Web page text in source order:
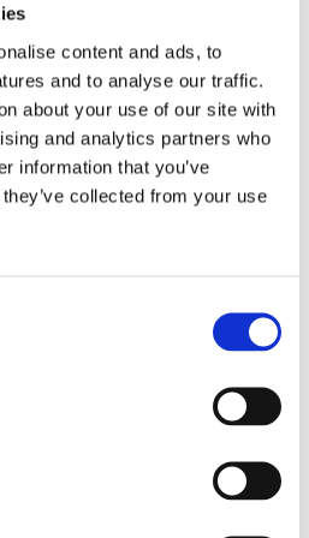
content and ads, to
and to analyse our traffic.
about your use of our site with
and analytics partners who
information that you’ve
collected from your use